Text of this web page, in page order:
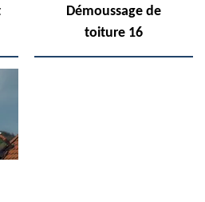
Démoussage de
toiture 16